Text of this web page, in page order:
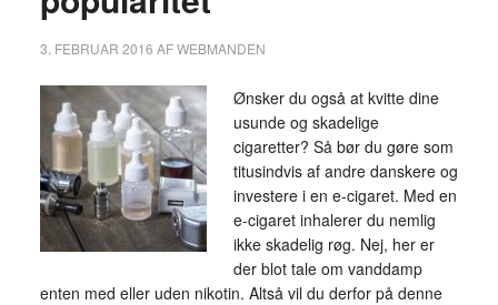
3. FEBRUAR 2016 AFWEBMANDEN
Ønsker du også at kvitte dine
usunde og skadelige
cigaretter? Så bør du gøre som
titusindvis af andre danskere og
investere i en e-cigaret. Med en
e-cigaret inhalerer du nemlig
ikke skadelig røg. Nej, her er
der blot tale om vanddamp
enten med eller uden nikotin. Altså vil du derfor på denne